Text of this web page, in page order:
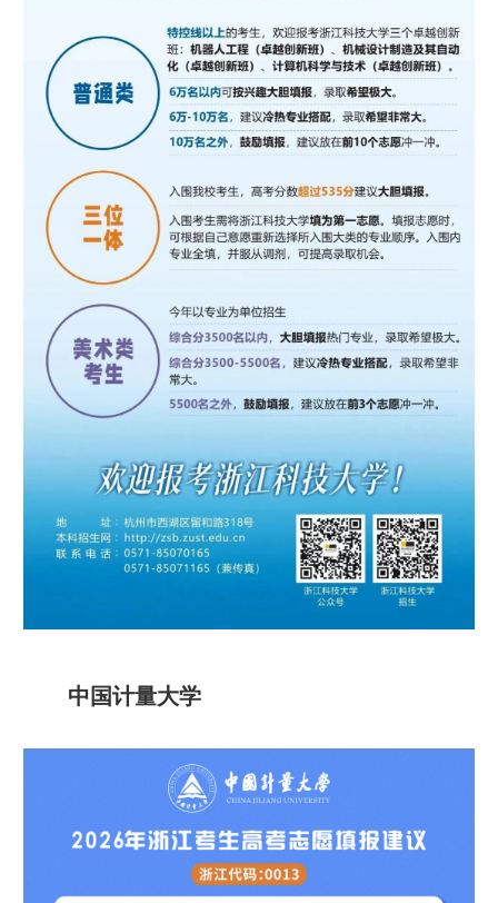
中国计量大学